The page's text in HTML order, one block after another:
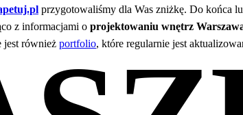
przygotowaliśmy dla Was zniżkę. Do końca
z informacjami o projektowaniu wnętrz
jest również portfolio, które regularnie jest